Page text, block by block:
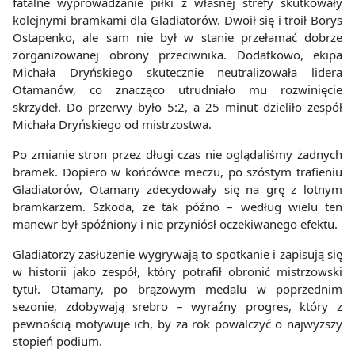
kolejnymi bramkami dla Gladiatorów. Dwoił się i troił Borys
Ostapenko, ale sam nie był w stanie przełamać dobrze
zorganizowanej obrony przeciwnika. Dodatkowo, ekipa
Michała Dryńskiego skutecznie neutralizowała lidera
Otamanów, co znacząco utrudniało mu rozwinięcie
skrzydeł. Do przerwy było 5:2, a 25 minut dzieliło zespół
Michała Dryńskiego od mistrzostwa.
Po zmianie stron przez długi czas nie oglądaliśmy żadnych
bramek. Dopiero w końcówce meczu, po szóstym trafieniu
Gladiatorów, Otamany zdecydowały się na grę z lotnym
bramkarzem. Szkoda, że tak późno – według wielu ten
manewr był spóźniony i nie przyniósł oczekiwanego efektu.
Gladiatorzy zasłużenie wygrywają to spotkanie i zapisują się
w historii jako zespół, który potrafił obronić mistrzowski
tytuł. Otamany, po brązowym medalu w poprzednim
sezonie, zdobywają srebro – wyraźny progres, który z
pewnością motywuje ich, by za rok powalczyć o najwyższy
stopień podium.